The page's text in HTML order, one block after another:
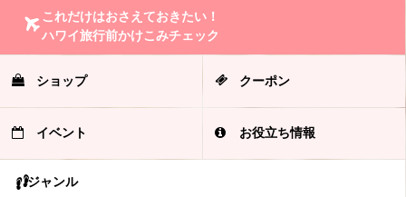
これだけはおさえておきたい！
ハワイ旅行前かけこみチェック
ショップ クーポン
イベント お役立ち情報
ジャンル